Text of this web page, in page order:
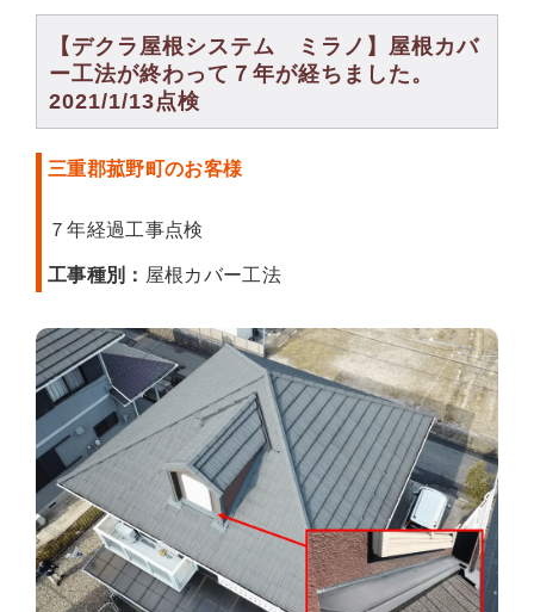
【デクラ屋根システム ミラノ】屋根カバ
ー工法が終わって７年が経ちました。
2021/1/13点検
三重郡菰野町のお客様
７年経過工事点検
工事種別： 屋根カバー工法